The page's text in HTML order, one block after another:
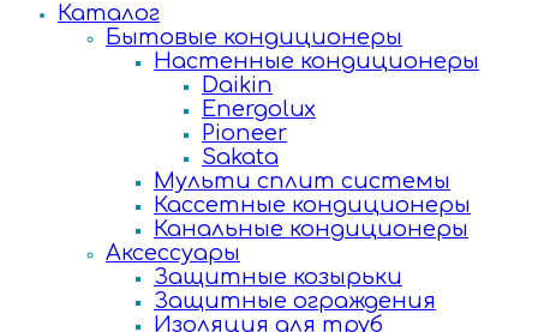
Каталог
Бытовые кондиционеры
Настенные кондиционеры
Daikin
Energolux
Pioneer
Sakata
Мульти сплит системы
Кассетные кондиционеры
Канальные кондиционеры
Аксессуары
Защитные козырьки
Защитные ограждения
Изоляция для труб